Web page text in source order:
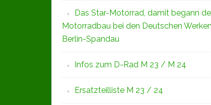
Das Star-Motorrad, damit begann
Motorradbau bei den Deutschen
Berlin-Spandau
Infos zum D-Rad M 23 / M 24
Ersatzteilliste M 23 / 24